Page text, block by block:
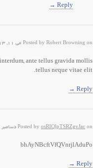
Reply →
Posted by Robert Browning on می 11, 2013, 12:42 ب.ظ
ante tellus gravida mollis
tellus neque vitae elit.
Reply →
Posted by osRIQlpTSRZgvJac on دسامبر 7, 2025, 7:21 ق.ظ
bhAyNBcftVfQVnrjlAduPo
Reply →